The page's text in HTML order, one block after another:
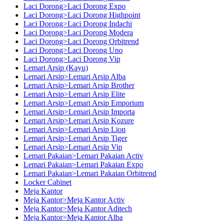
Laci Dorong>Laci Dorong Expo
Laci Dorong>Laci Dorong Highpoint
Laci Dorong>Laci Dorong Indachi
Laci Dorong>Laci Dorong Modera
Laci Dorong>Laci Dorong Orbitrend
Laci Dorong>Laci Dorong Uno
Laci Dorong>Laci Dorong Vip
Lemari Arsip (Kayu)
Lemari Arsip>Lemari Arsip Alba
Lemari Arsip>Lemari Arsip Brother
Lemari Arsip>Lemari Arsip Elite
Lemari Arsip>Lemari Arsip Emporium
Lemari Arsip>Lemari Arsip Importa
Lemari Arsip>Lemari Arsip Kozure
Lemari Arsip>Lemari Arsip Lion
Lemari Arsip>Lemari Arsip Tiger
Lemari Arsip>Lemari Arsip Vip
Lemari Pakaian>Lemari Pakaian Activ
Lemari Pakaian>Lemari Pakaian Expo
Lemari Pakaian>Lemari Pakaian Orbitrend
Locker Cabinet
Meja Kantor
Meja Kantor>Meja Kantor Activ
Meja Kantor>Meja Kantor Aditech
Meja Kantor>Meja Kantor Alba